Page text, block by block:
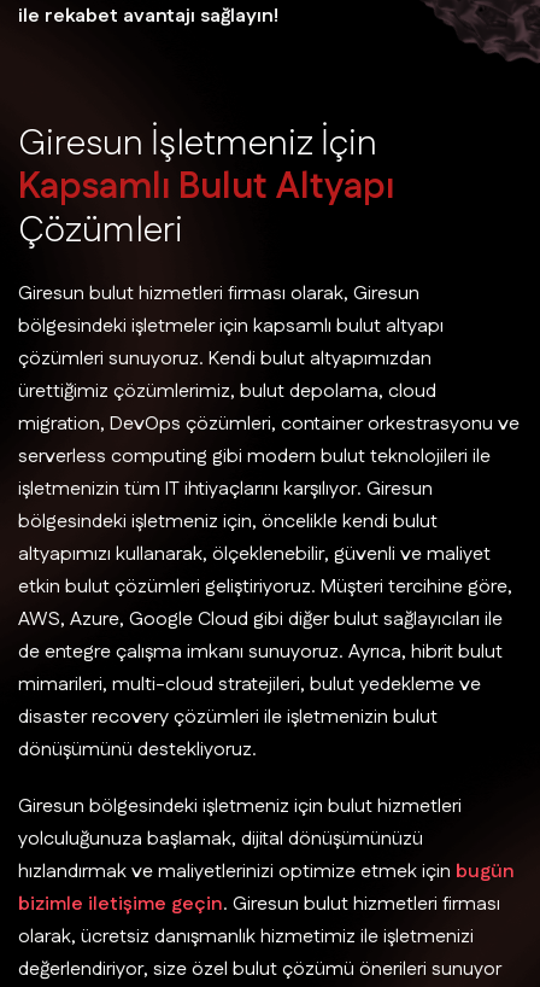
ile rekabet avantajı sağlayın!
Giresun İşletmeniz İçin
Kapsamlı BulutAltyapı
Çözümleri
Giresun bulut hizmetleri firması olarak, Giresun
bölgesindeki işletmeler için kapsamlı bulut altyapı
çözümleri sunuyoruz. Kendi bulut altyapımızdan
ürettiğimiz çözümlerimiz, bulut depolama, cloud
migration, DevOps çözümleri, container orkestrasyonu ve
serverless computing gibi modern bulut teknolojileri ile
işletmenizin tüm IT ihtiyaçlarını karşılıyor. Giresun
bölgesindeki işletmeniz için, öncelikle kendi bulut
altyapımızı kullanarak, ölçeklenebilir, güvenli ve maliyet
etkin bulut çözümleri geliştiriyoruz. Müşteri tercihine göre,
AWS, Azure, Google Cloud gibi diğer bulut sağlayıcıları ile
de entegre çalışma imkanı sunuyoruz. Ayrıca, hibrit bulut
mimarileri, multi-cloud stratejileri, bulut yedekleme ve
disaster recovery çözümleri ile işletmenizin bulut
dönüşümünü destekliyoruz.
Giresun bölgesindeki işletmeniz için bulut hizmetleri
yolculuğunuza başlamak, dijital dönüşümünüzü
hızlandırmak ve maliyetlerinizi optimize etmek için bugün
bizimle iletişime geçin. Giresun bulut hizmetleri firması
olarak, ücretsiz danışmanlık hizmetimiz ile işletmenizi
değerlendiriyor, size özel bulut çözümü önerileri sunuyor